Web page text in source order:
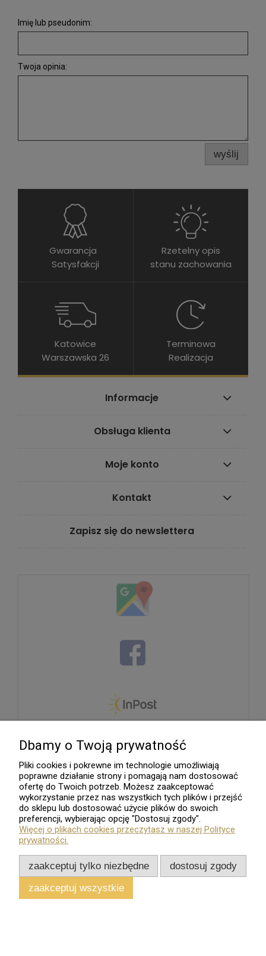
Imię lub pseudonim:
Twoja opinia:
wyślij
Gwarancja
Satysfakcji
Rzetelny opis
stanu zachowania
Katowice
Warszawska 26
Terminowa
Realizacja
Informacje
Obsługa klienta
Moje konto
Kontakt
Zapisz się do newslettera
Dbamy o Twoją prywatność
Pliki cookies i pokrewne im technologie umożliwiają
poprawne działanie strony i pomagają nam dostosować
ofertę do Twoich potrzeb. Możesz zaakceptować
wykorzystanie przez nas wszystkich tych plików i przejść
do sklepu lub dostosować użycie plików do swoich
preferencji, wybierając opcję "Dostosuj zgody".
Więcej o plikach cookies przeczytasz w naszej Polityce
prywatności.
zaakceptuj tylko niezbędne
dostosuj zgody
zaakceptuj wszystkie